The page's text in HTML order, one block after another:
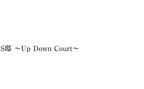
S邸 ～Up Down Court～